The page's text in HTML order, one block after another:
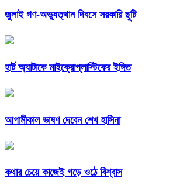
জুলাই গণ-অভ্যুত্থান দিবসে সরকারি ছুটি
হার্ট অ্যাটাকে মাইক্রোপ্লাস্টিকের ইঙ্গিত
আগামীকাল ভাষণ দেবেন শেখ হাসিনা
কথার চেয়ে কাজেই গড়ে ওঠে বিশ্বাস